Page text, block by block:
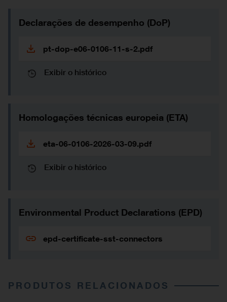
Declarações de desempenho (DoP)
pt-dop-e06-0106-11-s-2.pdf
Exibir o histórico
Homologações técnicas europeia (ETA)
eta-06-0106-2026-03-09.pdf
Exibir o histórico
Environmental Product Declarations (EPD)
epd-certificate-sst-connectors
PRODUTOS RELACIONADOS